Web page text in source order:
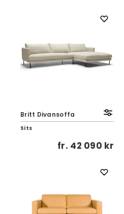
Britt Divansoffa
Sits
fr. 42 090 kr